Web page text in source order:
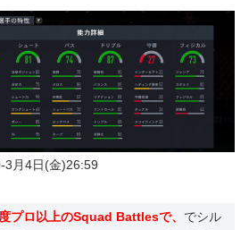
3月4日(金)26:59
プロ以上のSquad Battlesで、 でシル